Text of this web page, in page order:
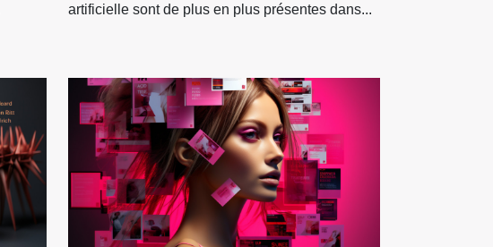
artificielle sont de plus en plus présentes dans...